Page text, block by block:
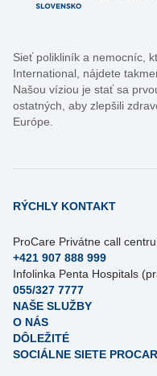
Sieť polikliník a nemocníc,
International, nájdete
Našou víziou je stať sa
ostatných, aby zlepšili
Európe.
RÝCHLY KONTAKT
ProCare Privátne call
+421 907 888 999
Infolinka Penta Hospitals
055/327 7777
NAŠE SLUŽBY
O NÁS
DÔLEŽITÉ
SOCIÁLNE SIETE